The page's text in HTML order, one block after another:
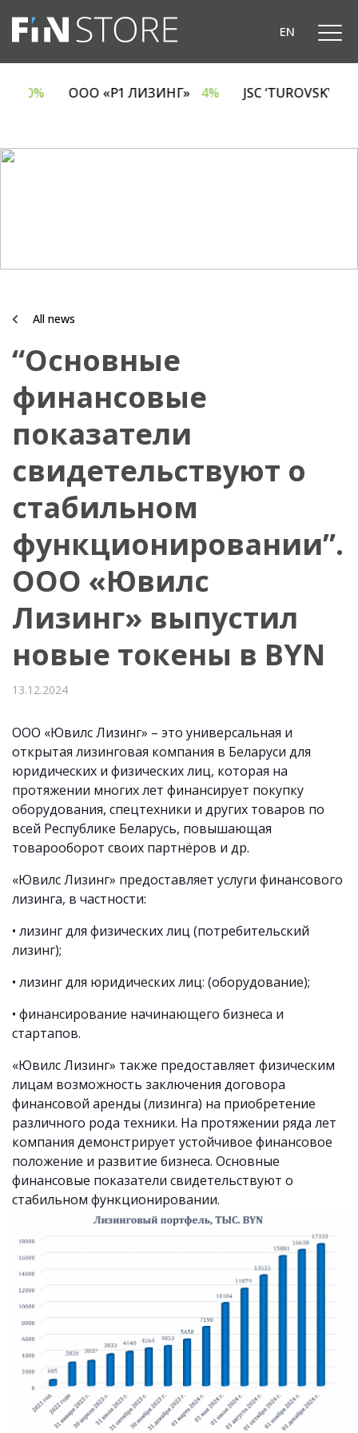
EN
6.70% ООО «Р1 ЛИЗИНГ» 4% JSC ‘TUROVSKY
All news
“Основные
финансовые
показатели
свидетельствуют о
стабильном
функционировании”.
ООО «Ювилс
Лизинг» выпустил
новые токены в BYN
13.12.2024
ООО «Ювилс Лизинг» – это универсальная и
открытая лизинговая компания в Беларуси для
юридических и физических лиц, которая на
протяжении многих лет финансирует покупку
оборудования, спецтехники и других товаров по
всей Республике Беларусь, повышающая
товарооборот своих партнёров и др.
«Ювилс Лизинг» предоставляет услуги финансового
лизинга, в частности:
• лизинг для физических лиц (потребительский
лизинг);
• лизинг для юридических лиц: (оборудование);
• финансирование начинающего бизнеса и
стартапов.
«Ювилс Лизинг» также предоставляет физическим
лицам возможность заключения договора
финансовой аренды (лизинга) на приобретение
различного рода техники. На протяжении ряда лет
компания демонстрирует устойчивое финансовое
положение и развитие бизнеса. Основные
финансовые показатели свидетельствуют о
стабильном функционировании.